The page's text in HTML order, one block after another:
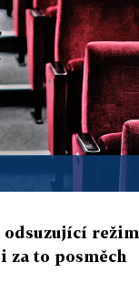
režim
za to posměch